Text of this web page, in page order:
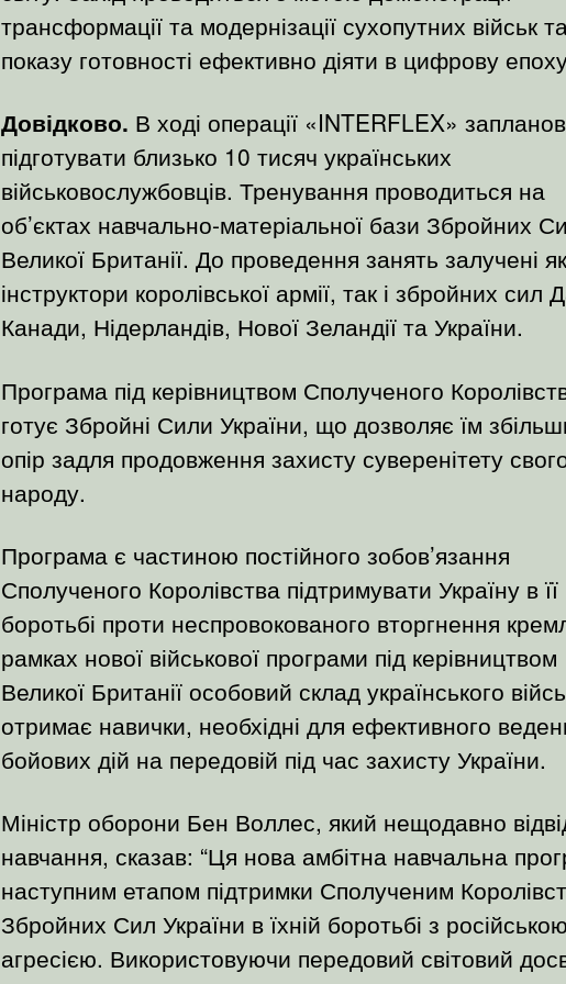
трансформації та модернізації сухопутних військ
показу готовності ефективно діяти в цифрову
Довідково. В ході операції «INTERFLEX»
підготувати близько 10 тисяч українських
військовослужбовців. Тренування проводиться на
об’єктах навчально-матеріальної бази Збройних
Великої Британії. До проведення занять залучені як
інструктори королівської армії, так і збройних сил
Канади, Нідерландів, Нової Зеландії та України.
Програма під керівництвом Сполученого
готує Збройні Сили України, що дозволяє їм
опір задля продовження захисту суверенітету
народу.
Програма є частиною постійного зобов’язання
Сполученого Королівства підтримувати Україну в її
боротьбі проти неспровокованого вторгнення
рамках нової військової програми під керівництвом
Великої Британії особовий склад українського
отримає навички, необхідні для ефективного
бойових дій на передовій під час захисту України.
Міністр оборони Бен Воллес, який нещодавно
навчання, сказав: “Ця нова амбітна навчальна
наступним етапом підтримки Сполученим
Збройних Сил України в їхній боротьбі з російською
агресією. Використовуючи передовий світовий